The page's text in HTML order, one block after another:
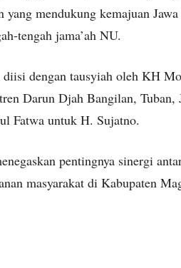
mendukung kemajuan
tengah jama’ah NU.
dengan tausyiah oleh KH
Darun Djah Bangilan,
Fatwa untuk H. Sujatno.
pentingnya sinergi
masyarakat di Kabupaten